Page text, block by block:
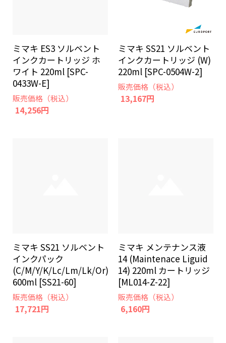
ミマキ ES3 ソルベント
インクカートリッジ ホ
ワイト 220ml [SPC-
0433W-E]
販売価格（税込）
14,256円
ミマキ SS21 ソルベント
インクカートリッジ (W)
220ml [SPC-0504W-2]
販売価格（税込）
13,167円
ミマキ SS21 ソルベント
インクパック
(C/M/Y/K/Lc/Lm/Lk/Or)
600ml [SS21-60]
販売価格（税込）
17,721円
ミマキ メンテナンス液
14 (Maintenace Liguid
14) 220ml カートリッジ
[ML014-Z-22]
販売価格（税込）
6,160円